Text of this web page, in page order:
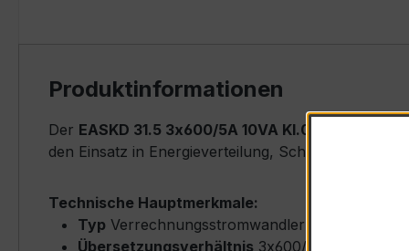
Produktinformationen
Der EASKD 31.5 3x600/5A 10VA Kl.0,5
ist ein
den Einsatz in Energieverteilung, Schaltanlagen,
Technische Hauptmerkmale:
Typ Verrechnungsstromwandler (Ringkern-Typ)
Übersetzungsverhältnis 3x600/5 A (drei